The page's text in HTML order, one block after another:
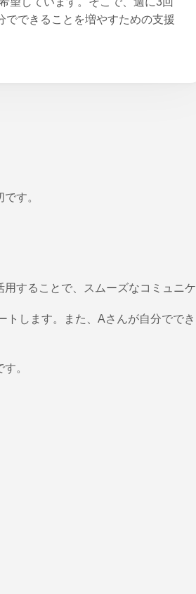
でできることを増やすための支援
す。
することで、スムーズなコミュニ
します。また、Aさんが自分でで
。